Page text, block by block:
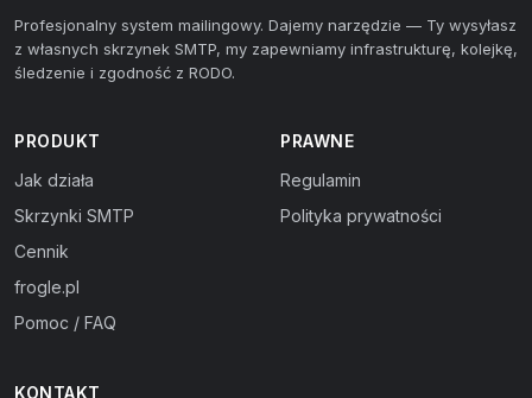
Profesjonalny system mailingowy. Dajemy narzędzie — Ty wysyłasz
z własnych skrzynek SMTP, my zapewniamy infrastrukturę, kolejkę,
śledzenie i zgodność z RODO.
PRODUKT
Jak działa
Skrzynki SMTP
Cennik
frogle.pl
Pomoc / FAQ
PRAWNE
Regulamin
Polityka prywatności
KONTAKT